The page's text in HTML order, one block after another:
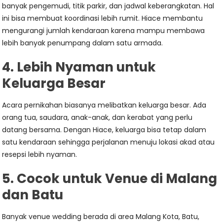
banyak pengemudi, titik parkir, dan jadwal keberangkatan. Hal
ini bisa membuat koordinasi lebih rumit. Hiace membantu
mengurangi jumlah kendaraan karena mampu membawa
lebih banyak penumpang dalam satu armada.
4. Lebih Nyaman untuk
Keluarga Besar
Acara pernikahan biasanya melibatkan keluarga besar. Ada
orang tua, saudara, anak-anak, dan kerabat yang perlu
datang bersama. Dengan Hiace, keluarga bisa tetap dalam
satu kendaraan sehingga perjalanan menuju lokasi akad atau
resepsi lebih nyaman.
5. Cocok untuk Venue di Malang
dan Batu
Banyak venue wedding berada di area Malang Kota, Batu,